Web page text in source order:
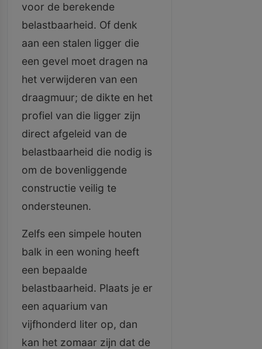
voor de berekende
belastbaarheid. Of denk
aan een stalen ligger die
een gevel moet dragen na
het verwijderen van een
draagmuur; de dikte en het
profiel van die ligger zijn
direct afgeleid van de
belastbaarheid die nodig is
om de bovenliggende
constructie veilig te
ondersteunen.
Zelfs een simpele houten
balk in een woning heeft
een bepaalde
belastbaarheid. Plaats je er
een aquarium van
vijfhonderd liter op, dan
kan het zomaar zijn dat de